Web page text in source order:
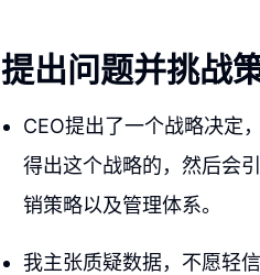
提出问题并挑战
CEO提出了一个战略决定
得出这个战略的，然后会
销策略以及管理体系。
我主张质疑数据，不愿轻